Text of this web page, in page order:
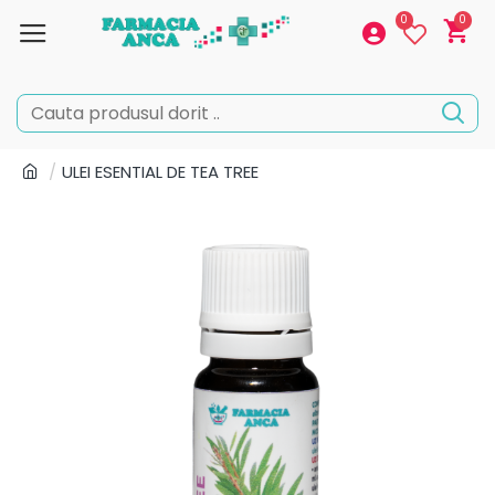
0 0
ULEI ESENTIAL DE TEA TREE